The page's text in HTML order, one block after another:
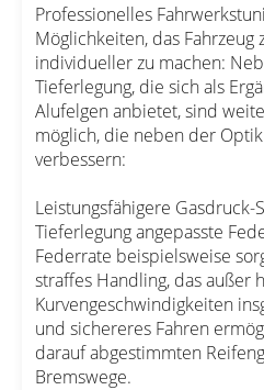
Professionelles
Möglichkeiten, das Fahrzeug
individueller zu machen:
Tieferlegung, die sich als
Alufelgen anbietet, sind
möglich, die neben der
verbessern:
Leistungsfähigere
Tieferlegung angepasste
Federrate beispielsweise
straffes Handling, das außer
Kurvengeschwindigkeiten
und sichereres Fahren
darauf abgestimmten
Bremswege.